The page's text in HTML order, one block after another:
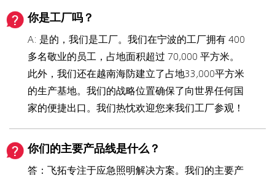
你是工厂吗？
A: 是的，我们是工厂。我们在宁波的工厂拥有 400
多名敬业的员工，占地面积超过 70,000 平方米。
此外，我们还在越南海防建立了占地33,000平方米
的生产基地。我们的战略位置确保了向世界任何国
家的便捷出口。我们热忱欢迎您来我们工厂参观！
你们的主要产品线是什么？
答：飞拓专注于应急照明解决方案。我们的主要产